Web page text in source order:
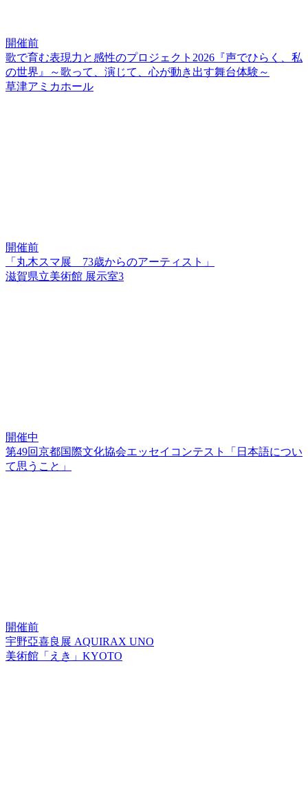
開催前
歌で育む表現力と感性のプロジェクト2026『声でひらく、私
の世界』～歌って、演じて、心が動き出す舞台体験～
草津アミカホール
開催前
「丸木スマ展 73歳からのアーティスト」
滋賀県立美術館 展示室3
開催中
第49回京都国際文化協会エッセイコンテスト「日本語につい
て思うこと」
開催前
宇野亞喜良展 AQUIRAX UNO
美術館「えき」KYOTO